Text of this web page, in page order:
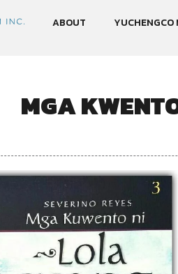
ABOUT YUCHENGCO
MGA